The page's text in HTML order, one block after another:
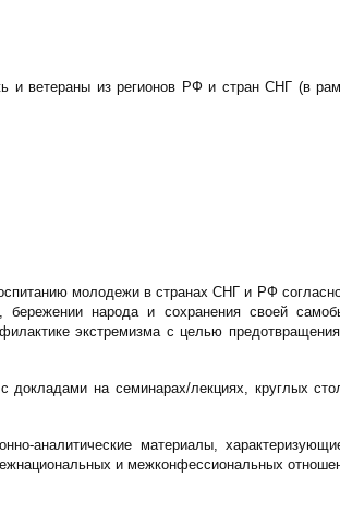
и ветераны из регионов РФ и стран СНГ (в
молодежи в странах СНГ и РФ
народа и сохранения своей
экстремизма с целью
на семинарах/лекциях, круглых
аналитические материалы,
и межконфессиональных